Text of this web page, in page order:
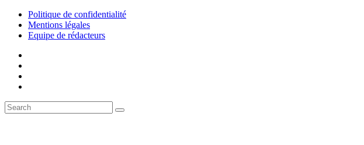
Politique de confidentialité
Mentions légales
Equipe de rédacteurs